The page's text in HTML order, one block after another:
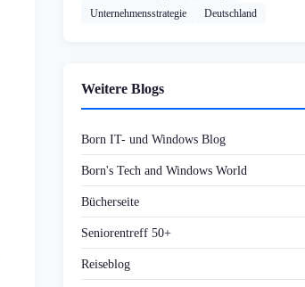
Unternehmensstrategie
Deutschland
Weitere Blogs
Born IT- und Windows Blog
Born's Tech and Windows World
Bücherseite
Seniorentreff 50+
Reiseblog